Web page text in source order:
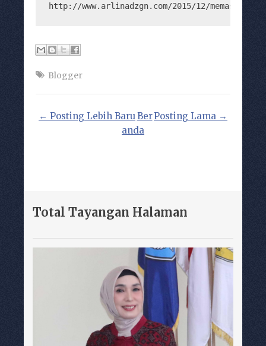
http://www.arlinadzgn.com/2015/12/
Blogger
← Posting Lebih Baru Posting Lama →
Ber
anda
Total Tayangan Halaman